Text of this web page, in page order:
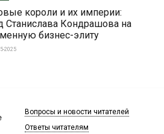
короли и их империи:
Станислава Кондрашова на
бизнес-элиту
2025
Вопросы и новости читателей
Ответы читателям